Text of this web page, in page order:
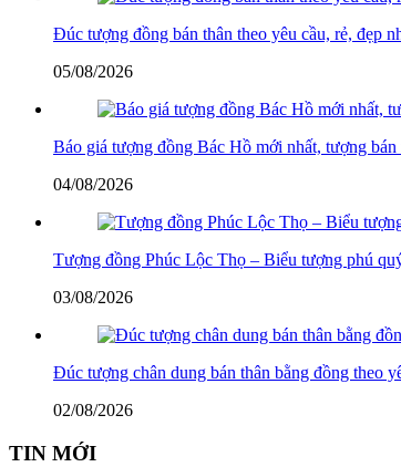
Đúc tượng đồng bán thân theo yêu cầu, rẻ, đẹp
05/08/2026
Báo giá tượng đồng Bác Hồ mới nhất, tượng bán
04/08/2026
Tượng đồng Phúc Lộc Thọ – Biểu tượng phú
03/08/2026
Đúc tượng chân dung bán thân bằng đồng theo
02/08/2026
TIN MỚI